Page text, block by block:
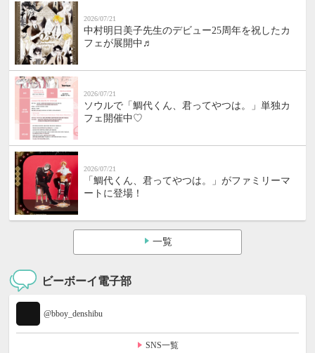
2026/07/21
中村明日美子先生のデビュー25周年を祝したカ
フェが展開中♬
2026/07/21
ソウルで「鯛代くん、君ってやつは。」単独カ
フェ開催中♡
2026/07/21
「鯛代くん、君ってやつは。」がファミリーマ
ートに登場！
一覧
ビーボーイ電子部
@bboy_denshibu
SNS一覧